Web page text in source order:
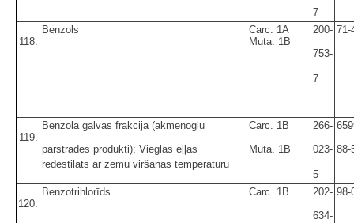
7
118.
Benzols
Carc. 1A
Muta. 1B
200-
753-
7
71-
119.
Benzola galvas frakcija (akmeņogļu
pārstrādes produkti); Vieglās eļļas
redestilāts ar zemu viršanas temperatūru
Carc. 1B
Muta. 1B
266-
023-
5
88-
120.
Benzotrihlorīds Carc. 1B
202-
634-
98-